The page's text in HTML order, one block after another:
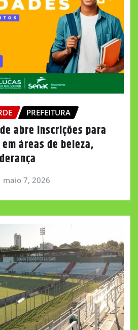
PREFEITURA
abre inscrições para
áreas de beleza,
maio 7, 2026